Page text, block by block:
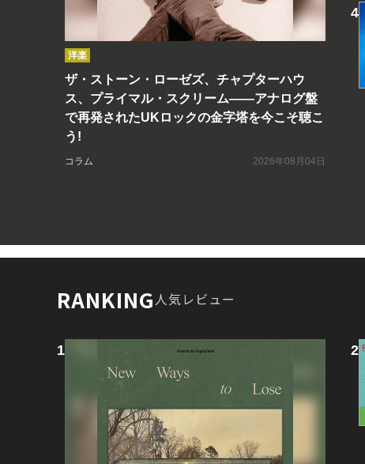
洋楽
ザ・ストーン・ローゼズ、チャプターハウ
ス、プライマル・スクリーム――アナログ盤
で再発されたUKロックの金字塔を今こそ聴こ
う!
コラム 2026年08月04日
RANKING人気レビュー